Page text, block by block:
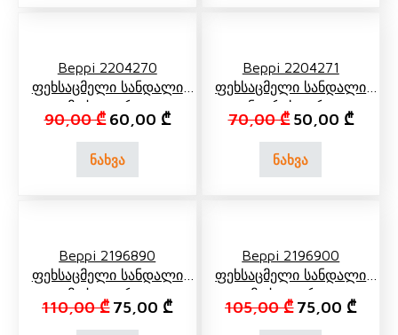
Beppi 2204270
Ფეხსაცმელი Სანდალი
Მუქი Ლურჯი
90,00₾ Original price was: 90,00 ₾.
60,00 ₾Current price is: 60,00 ₾.
ნახვა
Beppi 2204271
Ფეხსაცმელი Სანდალი
Ნაცრისფერი
70,00₾ Original price
50,00 ₾
ნახვა
Beppi 2196890
Ფეხსაცმელი Სანდალი
Მუქი Ლურჯი
110,00₾ Original price was: 110,00 ₾.
75,00 ₾Current price is: 75,00 ₾.
Beppi 2196900
Ფეხსაცმელი Სანდალი
Მუქი Ლურჯი
105,00₾ Original price
75,00 ₾